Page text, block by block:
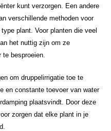
kunt verzorgen. Een andere
verschillende methoden voor
plant. Voor planten die veel
het nuttig zijn om ze
besproeien.
om druppelirrigatie toe te
en constante toevoer van water
plaatsvindt. Door deze
zorgen dat elke plant in je